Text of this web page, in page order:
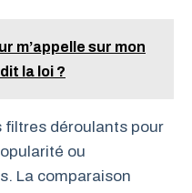
m’appelle sur mon
la loi ?
déroulants pour
ou
La comparaison